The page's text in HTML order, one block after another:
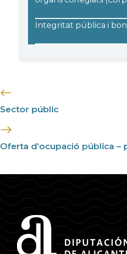
Integritat pública i
Sector públic
Oferta d’ocupació pública –